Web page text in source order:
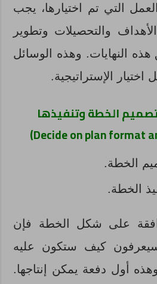
التي تم اختيارها، يجب
والتحصيلات وتطوير
هذه النهايات. وهذه الوسائل
الإستراتيجية.
الخطة وتنفيذها
الخطة.
الخطة.
على شكل الخطة فإن
كيف ستكون عليه
وهذه أول دفعة يمكن إنتاجها.